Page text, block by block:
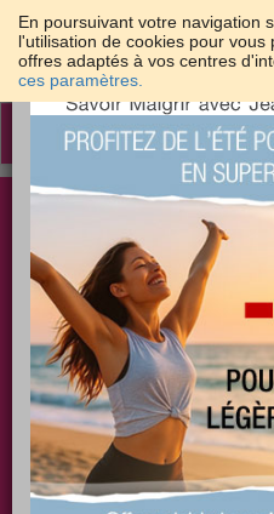
En poursuivant votre navigation
l'utilisation de cookies pour
offres adaptés à vos centres
ces paramètres.
Toggle
Les meilleures
dans
PLUS
EFFICACE